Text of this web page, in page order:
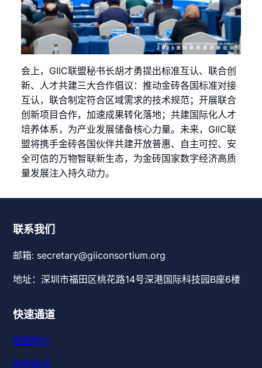
会上，GIIC联盟秘书长胡才勇提出标准互认、联合创
新、人才共建三大合作倡议：推动金砖各国标准对接
互认，联合制定符合区域需求的技术规范；开展联合
创新项目合作，加速成果转化落地；共建国际化人才
培养体系，为产业发展储备核心力量。未来，GIIC联
盟将携手金砖各国伙伴共建开放普惠、自主可控、安
全可信的万物智联新生态，为金砖国家数字经济高质
量发展注入持久动力。
联系我们
邮箱: secretary@giiconsortium.org
地址：深圳市福田区桃花路14号深港国际科技园B座6楼
快速通道
联盟简介
联盟章程